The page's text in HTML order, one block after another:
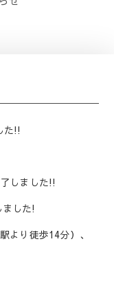
た!!
しました!!
した!
より徒歩14分）、